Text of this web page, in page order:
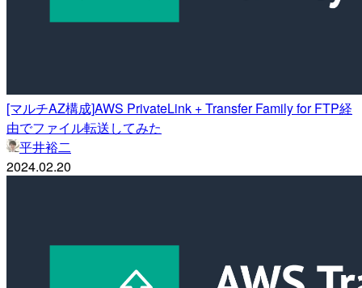
[マルチAZ構成]AWS PrivateLink + Transfer Family for FTP経
由でファイル転送してみた
平井裕二
2024.02.20